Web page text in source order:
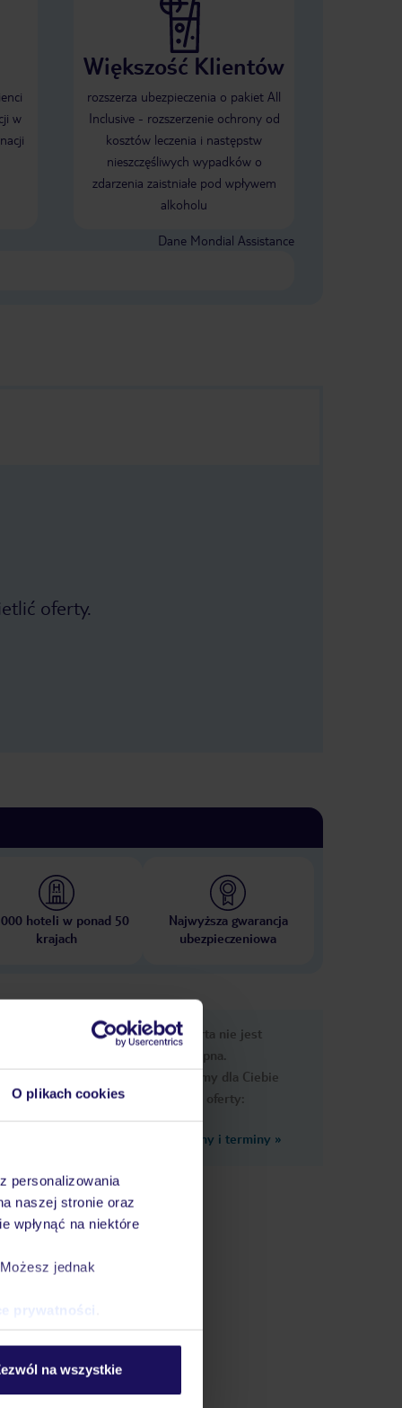
O plikach cookies
personalizowania
naszej stronie oraz
wpłynąć na niektóre
jednak
prywatności
na wszystkie
w
Większość Klientów
rozszerza ubezpieczenia o pakiet All
Inclusive - rozszerzenie ochrony od
kosztów leczenia i następstw
nieszczęśliwych wypadków o
zdarzenia zaistniałe pod wpływem
alkoholu
Dane Mondial Assistance
oferty.
hoteli w ponad 50
krajach
Najwyższa gwarancja
ubezpieczeniowa
Ups, ta oferta nie jest
dostępna.
Przygotowaliśmy dla Ciebie
podobne oferty:
Zobacz inne ceny i terminy »